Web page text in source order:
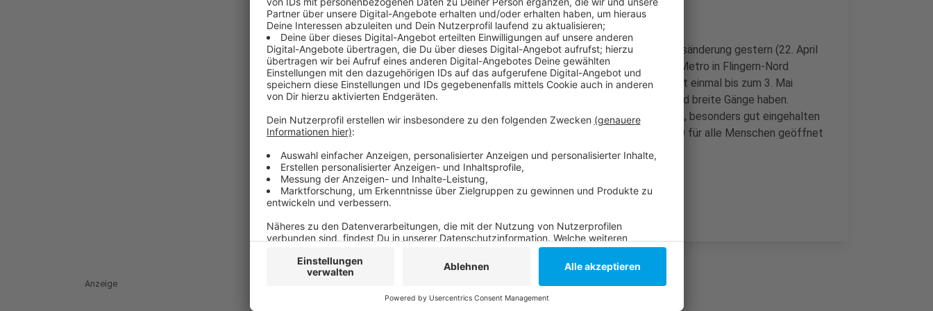
Das Heimatministerium NRW hatte einer entsprechende Nutzungsänderung gestern (22. April
2020) zugestimmt. Damit können jetzt alle Düsseldorfer bei der Metro in Flingern-Nord
einkaufen - auch ohne METRO Kundenkarte. Die Regelung gilt erst einmal bis zum 3. Mai
(2020). Hintergrund ist, dass die METRO Märkte sehr groß sind und breite Gänge haben.
Dadurch sollen die Corona-Schutzmaßnahmen, wie Abstandhalten, besonders gut eingehalten
werden können. Auch in Mecklenburg-Vorpommern ist die METRO für alle Menschen geöffnet
- hier allerdings schon seit Ende März.
Anzeige
Anzeige